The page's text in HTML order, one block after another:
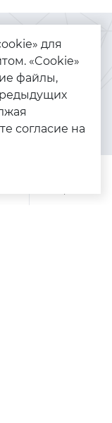
для
«Cookie»
файлы,
согласие на